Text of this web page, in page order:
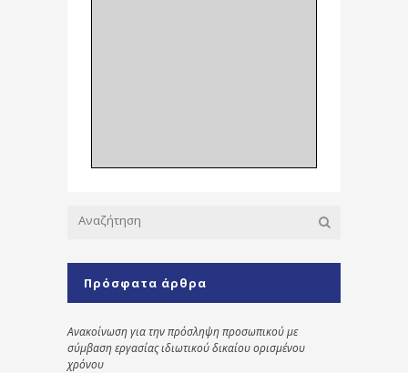
Πρόσφατα άρθρα
Ανακοίνωση για την πρόσληψη προσωπικού με
σύμβαση εργασίας ιδιωτικού δικαίου ορισμένου
χρόνου